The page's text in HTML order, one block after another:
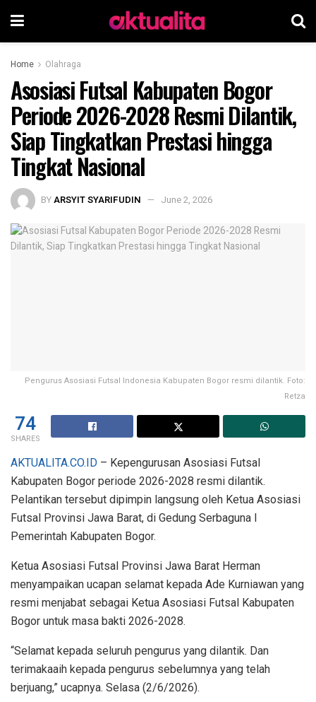
Home Olahraga
Asosiasi Futsal Kabupaten Bogor
Periode 2026-2028 Resmi Dilantik,
Siap Tingkatkan Prestasi hingga
Tingkat Nasional
BYARSYIT SYARIFUDIN June 2, 2026
Pengurus Asosiasi Futsal Indonesia Kabupaten Bogor resmi dilantik. Foto:
Retza
74
SHARES
AKTUALITA.CO.ID – Kepengurusan Asosiasi Futsal
Kabupaten Bogor periode 2026-2028 resmi dilantik.
Pelantikan tersebut dipimpin langsung oleh Ketua Asosiasi
Futsal Provinsi Jawa Barat, di Gedung Serbaguna I
Pemerintah Kabupaten Bogor.
Ketua Asosiasi Futsal Provinsi Jawa Barat Herman
menyampaikan ucapan selamat kepada Ade Kurniawan yang
resmi menjabat sebagai Ketua Asosiasi Futsal Kabupaten
Bogor untuk masa bakti 2026-2028.
“Selamat kepada seluruh pengurus yang dilantik. Dan
terimakaaih kepada pengurus sebelumnya yang telah
berjuang,” ucapnya. Selasa (2/6/2026).